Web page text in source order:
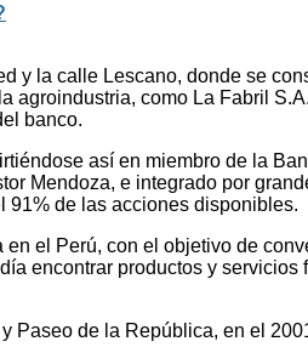
y la calle Lescano, donde se
como La Fabril
banco.
así en miembro de la
Mendoza, e integrado por
91% de las acciones disponibles.
el Perú, con el objetivo de
encontrar productos y
de la República, en el